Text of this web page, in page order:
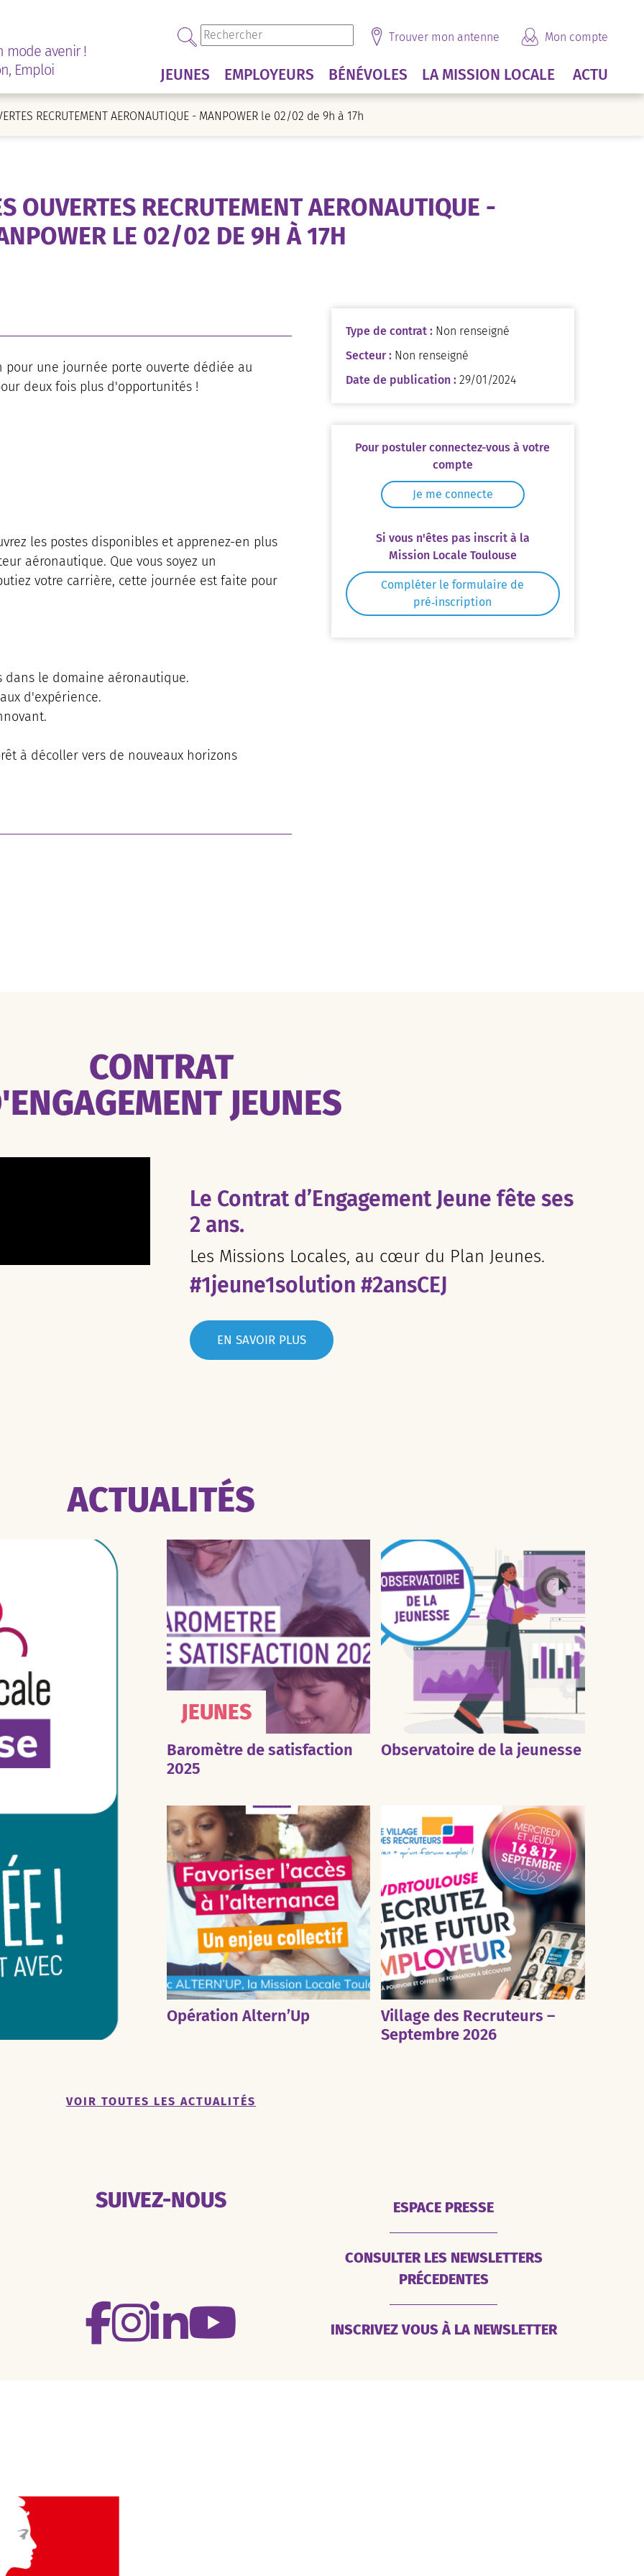
mode avenir !
Emploi
Trouver mon antenne Mon compte
JEUNES EMPLOYEURS BÉNÉVOLES LA MISSION LOCALE ACTU
RECRUTEMENT AERONAUTIQUE - MANPOWER le 02/02 de 9h à 17h
OUVERTES RECRUTEMENT AERONAUTIQUE -
LE 02/02 DE 9H À 17H
pour une journée porte ouverte dédiée au
deux fois plus d'opportunités !
les postes disponibles et apprenez-en plus
aéronautique. Que vous soyez un
votre carrière, cette journée est faite pour
le domaine aéronautique.
d'expérience.
à décoller vers de nouveaux horizons
Type de contrat : Non renseigné
Secteur : Non renseigné
Date de publication : 29/01/2024
Pour postuler connectez-vous à votre
compte
Je me connecte
Si vous n'êtes pas inscrit à la
Mission Locale Toulouse
Compléter le formulaire de
pré‑inscription
CONTRAT
JEUNES
Le Contrat d’Engagement Jeune fête ses
2 ans.
Les Missions Locales, au cœur du Plan Jeunes.
#1jeune1solution #2ansCEJ
EN SAVOIR PLUS
ACTUALITÉS
JEUNES
Baromètre de satisfaction
2025
Observatoire de la jeunesse
Opération Altern’Up
Village des Recruteurs –
Septembre 2026
VOIR TOUTES LES ACTUALITÉS
SUIVEZ-NOUS ESPACE PRESSE
CONSULTER LES NEWSLETTERS
PRÉCEDENTES
INSCRIVEZ VOUS À LA NEWSLETTER